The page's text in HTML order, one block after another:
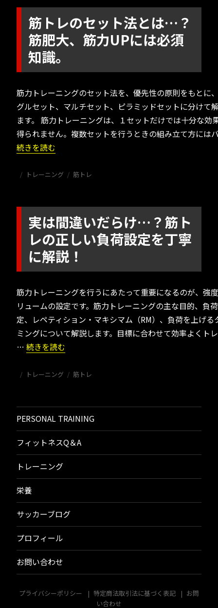
リ
ー
筋トレのセット法とは…？
筋肥大、筋力UPには必須
知識。
筋力トレーニングのセット法を、優先性の原則をもとに
グルセット、マルチセット、ピラミッドセットに分けて
ます。 筋力トレーニングは、１セットだけでは十分な効
得られません。複数セットを行うときの組み立て方には
“筋トレのセット法とは…？筋肥大、筋力UPには必須知
続きを読む
投 カ
リ
トレーニング
タ
筋トレ
実は間違いだらけ…？筋ト
レの正しい負荷設定を丁寧
に解説！
筋力トレーニングを行うにあたって重要になるのが、強
リュームの設定です。筋力トレーニングの主な目的、負
定、レペティション・マキシマム（RM）、負荷を上げる
ミングについて解説します。目標に合わせて効率よくト
…“実は間違いだらけ…？筋トレの正しい負荷設定を丁
続きを読む
投 カ
ー
トレーニング
タ
筋トレ
PERSONAL TRAINING
フィットネスQ＆A
トレーニング
栄養
サッカーブログ
プロフィール
お問い合わせ
プライバシーポリシー 特定商法取引法に基づく表記
お問
い合わせ